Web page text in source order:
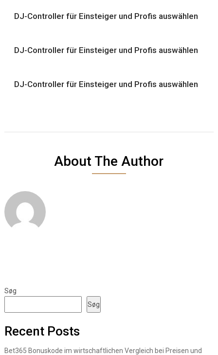
DJ-Controller für Einsteiger und Profis auswählen
DJ-Controller für Einsteiger und Profis auswählen
DJ-Controller für Einsteiger und Profis auswählen
About The Author
Søg
Søg
Recent Posts
Bet365 Bonuskode im wirtschaftlichen Vergleich bei Preisen und